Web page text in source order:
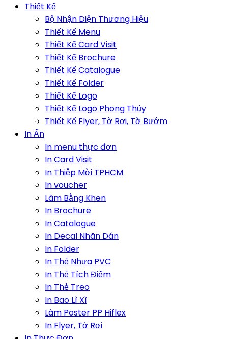
Thiết Kế
Bộ Nhận Diện Thương Hiệu
Thiết Kế Menu
Thiết Kế Card Visit
Thiết Kế Brochure
Thiết Kế Catalogue
Thiết Kế Folder
Thiết Kế Logo
Thiết Kế Logo Phong Thủy
Thiết Kế Flyer, Tờ Rơi, Tờ Bướm
In Ấn
In menu thực đơn
In Card Visit
In Thiệp Mời TPHCM
In voucher
Làm Bằng Khen
In Brochure
In Catalogue
In Decal Nhãn Dán
In Folder
In Thẻ Nhựa PVC
In Thẻ Tích Điểm
In Thẻ Treo
In Bao Lì Xì
Làm Poster PP Hiflex
In Flyer, Tờ Rơi